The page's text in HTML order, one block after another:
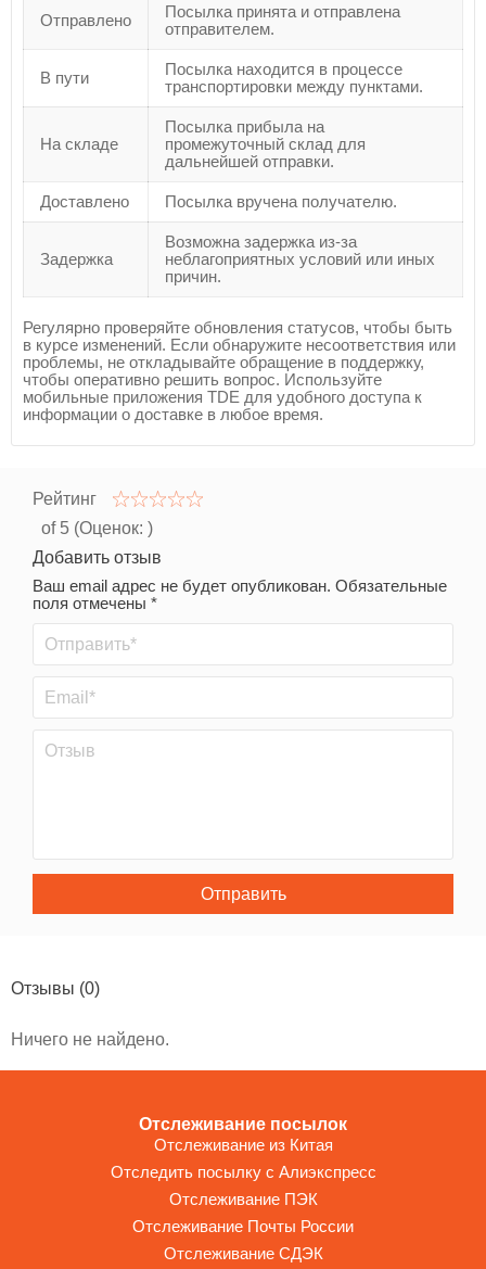
Отправлено
Посылка принята и отправлена
отправителем.
В пути
Посылка находится в процессе
транспортировки между пунктами.
На складе
Посылка прибыла на
промежуточный склад для
дальнейшей отправки.
Доставлено Посылка вручена получателю.
Задержка
Возможна задержка из-за
неблагоприятных условий или иных
причин.
Регулярно проверяйте обновления статусов, чтобы быть
в курсе изменений. Если обнаружите несоответствия или
проблемы, не откладывайте обращение в поддержку,
чтобы оперативно решить вопрос. Используйте
мобильные приложения TDE для удобного доступа к
информации о доставке в любое время.
Рейтинг
of 5 (Оценок: )
Добавить отзыв
Ваш email адрес не будет опубликован. Обязательные
поля отмечены *
Отправить
Отзывы (0)
Ничего не найдено.
Отслеживание посылок
Отслеживание из Китая
Отследить посылку с Алиэкспресс
Отслеживание ПЭК
Отслеживание Почты России
Отслеживание СДЭК